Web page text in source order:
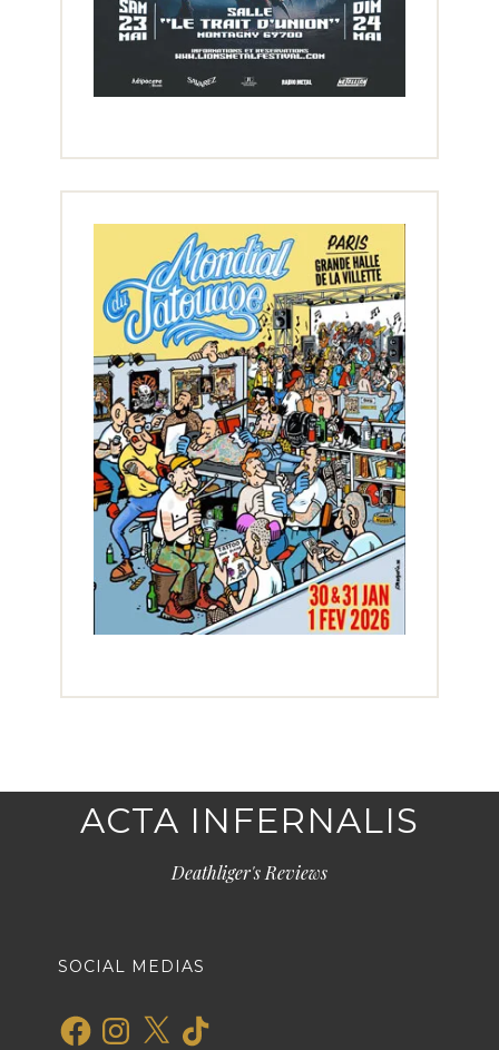
ACTA INFERNALIS
Deathliger's Reviews
SOCIAL MEDIAS
FacebookInstagram
X TikTok